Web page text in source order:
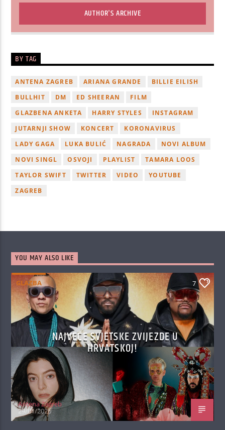
AUTHOR'S ARCHIVE
BY TAG
ANTENA ZAGREB ARIANA GRANDE
BILLIE EILISH
BULLHIT
DM ED SHEERAN
FILM
GLAZBENA ANKETA
HARRY STYLES
INSTAGRAM
JUTARNJI SHOW
KONCERT
KORONAVIRUS
LADY GAGA
LUKA BULIĆ NAGRADA
NOVI ALBUM
NOVI SINGL
OSVOJI PLAYLIST
TAMARA LOOS
TAYLOR SWIFT
TWITTER VIDEO
YOUTUBE
ZAGREB
YOU MAY ALSO LIKE
GLAZBA 7
NAJVEĆE SVJETSKE ZVIJEZDE U
HRVATSKOJ!
Antena Zagreb
29/01/2026